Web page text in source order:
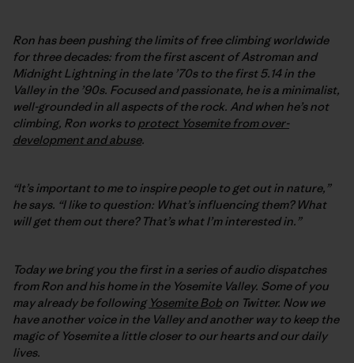
Ron has been pushing the limits of free climbing worldwide
for three decades: from the first ascent of Astroman and
Midnight Lightning in the late ’70s to the first 5.14 in the
Valley in the ’90s. Focused and passionate, he is a minimalist,
well-grounded in all aspects of the rock. And when he’s not
climbing, Ron works to protect Yosemite from over-
development and abuse.
“It’s important to me to inspire people to get out in nature,”
he says. “I like to question: What’s influencing them? What
will get them out there? That’s what I’m interested in.”
Today we bring you the first in a series of audio dispatches
from Ron and his home in the Yosemite Valley. Some of you
may already be following Yosemite Bob on Twitter. Now we
have another voice in the Valley and another way to keep the
magic of Yosemite a little closer to our hearts and our daily
lives.